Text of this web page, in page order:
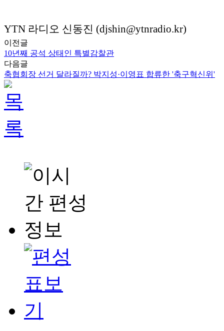
YTN 라디오 신동진 (djshin@ytnradio.kr)
이전글
10년째 공석 상태인 특별감찰관
다음글
축협회장 선거 달라질까? 박지성·이영표 합류한 '축구혁신위'